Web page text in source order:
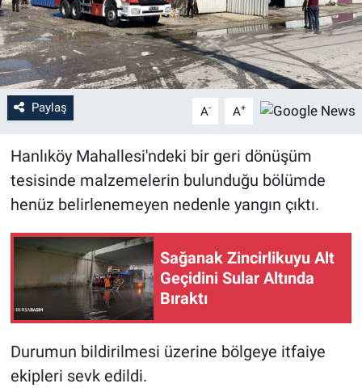
Paylaş A- A+
Hanlıköy Mahallesi'ndeki bir geri dönüşüm
tesisinde malzemelerin bulunduğu bölümde
henüz belirlenemeyen nedenle yangın çıktı.
Sağanak Zincirlikuyu Alt
Geçidini Sular Altında
Bıraktı
Durumun bildirilmesi üzerine bölgeye itfaiye
ekipleri sevk edildi.
Eğitim
Ekonomi
Dünya
Magazin
Yaşam
Nöbetçi Eczaneler